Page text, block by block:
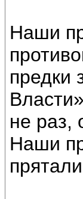
Наши
предки
не раз,
Наши